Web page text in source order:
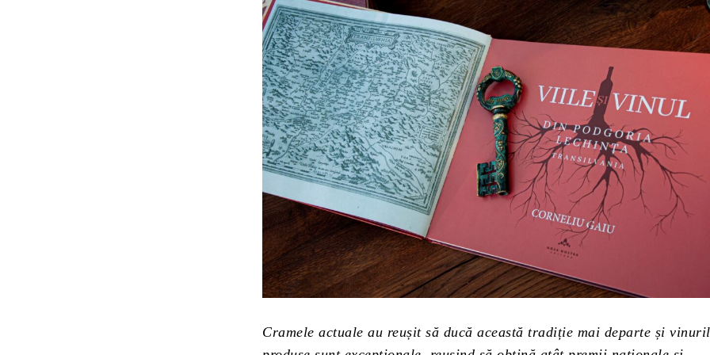
Cramele actuale au reușit să ducă această tradiție mai departe și